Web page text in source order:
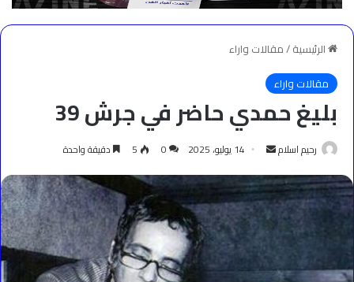
الرئيسية/مقالات واراء
مقالات واراء
بليغ حمدي حاضر في جرش 39
رحيم اسلام
أرسل
إلكترونيا
14 يوليو، 2025 0
5 دقيقة واحدة